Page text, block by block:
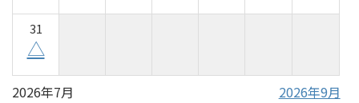
31
△
2026年7月 2026年9月